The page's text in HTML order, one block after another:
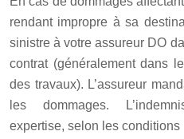
rendant impropre à sa
sinistre à votre assureur DO
contrat (généralement dans
des travaux). L’assureur
les dommages.
expertise, selon les conditions